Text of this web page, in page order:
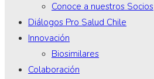
Conoce a nuestros Socios
Diálogos Pro Salud Chile
Innovación
Biosimilares
Colaboración